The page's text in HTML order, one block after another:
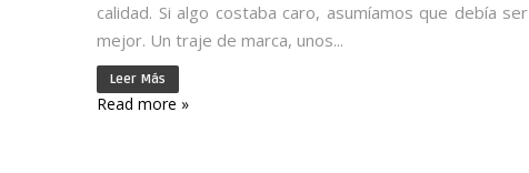
calidad. Si algo costaba caro, asumíamos que debía ser
mejor. Un traje de marca, unos...
Leer Más
Read more »